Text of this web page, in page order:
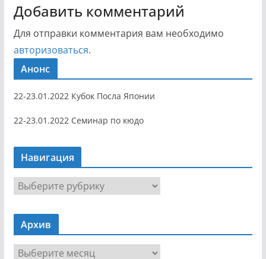
Добавить комментарий
Для отправки комментария вам необходимо
авторизоваться.
Анонс
22-23.01.2022 Кубок Посла Японии
22-23.01.2022 Семинар по кюдо
Навигация
Н
а
в
г
Архив